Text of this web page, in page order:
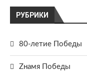
РУБРИКИ
80-летие Победы
Zнамя Победы